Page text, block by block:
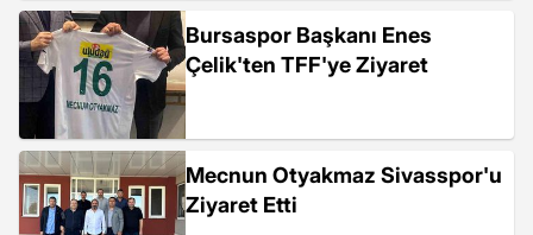
Bursaspor Başkanı Enes
Çelik'ten TFF'ye Ziyaret
Mecnun Otyakmaz Sivasspor'u
Ziyaret Etti